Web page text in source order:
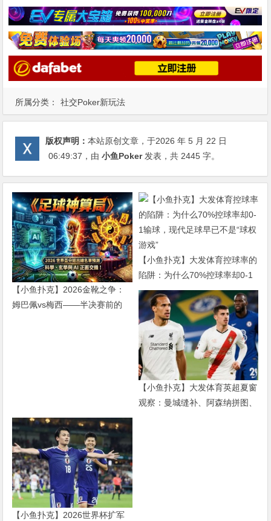
所属分类： 社交Poker新玩法
版权声明：本站原创文章，于2026 年 5 月 22 日
06:49:37 ，由小鱼Poker发表，共 2445 字。
【小鱼扑克】2026金靴之争：
姆巴佩vs梅西——半决赛前的
【小鱼扑克】大发体育控球率的
陷阱：为什么70%控球率却0-1
输球，现代足球早已不是“球权
游戏”
【小鱼扑克】大发体育英超夏窗
观察：曼城缝补、阿森纳拼图、
【小鱼扑克】2026世界杯扩军